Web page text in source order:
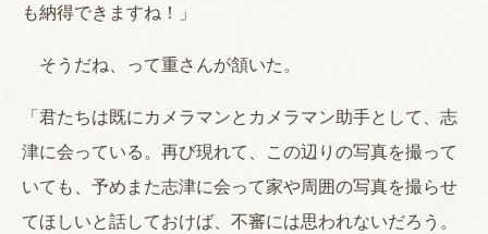
も納得できますね！」
そうだね、って重さんが頷いた。
「君たちは既にカメラマンとカメラマン助手として、志
津に会っている。再び現れて、この辺りの写真を撮って
いても、予めまた志津に会って家や周囲の写真を撮らせ
てほしいと話しておけば、不審には思われないだろう。